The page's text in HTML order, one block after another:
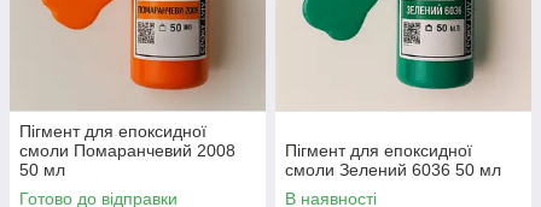
Пігмент для епоксидної
смоли Помаранчевий 2008
50 мл
Готово до відправки
Пігмент для епоксидної
смоли Зелений 6036 50 мл
В наявності